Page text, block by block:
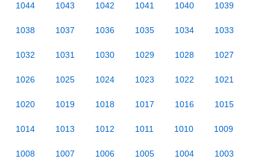
1044 1043 1042 1041 1040 1039
1038 1037 1036 1035 1034 1033
1032 1031 1030 1029 1028 1027
1026 1025 1024 1023 1022 1021
1020 1019 1018 1017 1016 1015
1014 1013 1012 1011 1010 1009
1008 1007 1006 1005 1004 1003